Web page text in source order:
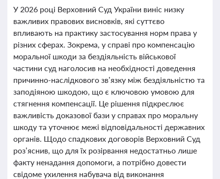
У 2026 році Верховний Суд України виніс низку
важливих правових висновків, які суттєво
впливають на практику застосування норм права у
різних сферах. Зокрема, у справі про компенсацію
моральної шкоди за бездіяльність військової
частини суд наголосив на необхідності доведення
причинно-наслідкового зв’язку між бездіяльністю та
заподіяною шкодою, що є ключовою умовою для
стягнення компенсації. Це рішення підкреслює
важливість доказової бази у справах про моральну
шкоду та уточнює межі відповідальності державних
органів. Щодо спадкових договорів Верховний Суд
роз’яснив, що для їх розірвання недостатньо лише
факту ненадання допомоги, а потрібно довести
свідоме ухилення набувача від виконання